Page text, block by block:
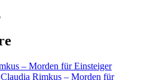
– Morden für Einsteiger
Rimkus – Morden für